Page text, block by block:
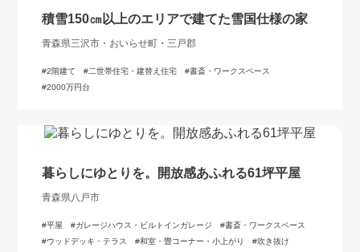
積雪150㎝以上のエリアで建てた雪国仕様の家
青森県三沢市・おいらせ町・三戸郡
2階建て 二世帯住宅・建替え住宅
書斎・ワークスペース
2000万円台
暮らしにゆとりを。開放感あふれる61坪平屋
青森県八戸市
平屋 ガレージハウス・ビルトインガレージ
書斎・ワークスペース
ウッドデッキ・テラス
和室・畳コーナー・小上がり
吹き抜け